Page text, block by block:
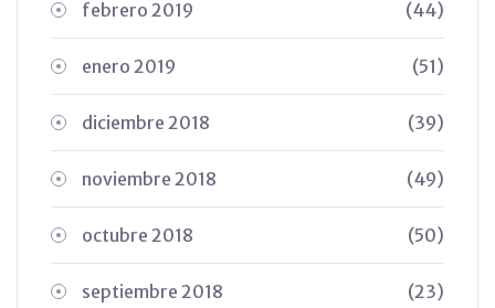
febrero 2019 (44)
enero 2019 (51)
diciembre 2018 (39)
noviembre 2018 (49)
octubre 2018 (50)
septiembre 2018 (23)